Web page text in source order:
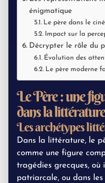
énigmatique
Le père dans le
Impact sur la
Décrypter le rôle du
Évolution des
Le père moderne
Le Père : une
dans la littérature
Les archétypes
Dans la littérature, le
comme une figure
tragédies grecques, où
patriarcale, ou dans